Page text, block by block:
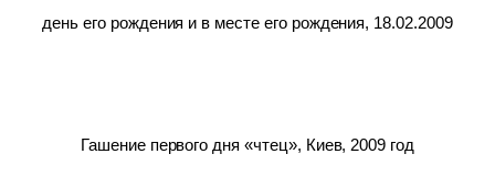
день его рождения и в месте его рождения, 18.02.2009
Гашение первого дня «чтец», Киев, 2009 год